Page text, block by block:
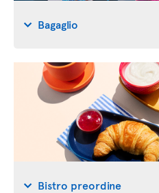
Bagaglio
Bistro preordine